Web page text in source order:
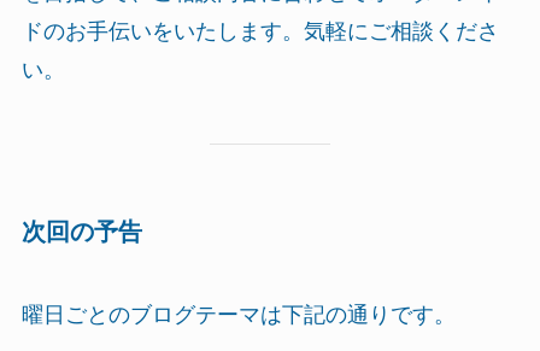
ドのお手伝いをいたします。気軽にご相談くださ
い。
次回の予告
曜日ごとのブログテーマは下記の通りです。